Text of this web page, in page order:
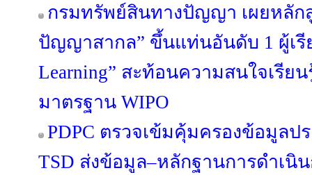
กรมทรัพย์สินทางปัญญา เผยหลัก
ปัญญาสากล” ขึ้นแท่นอันดับ 1 ผู้เรี
Learning” สะท้อนความสนใจเรีย
มาตรฐาน WIPO
PDPC ตรวจเข้มคุ้มครองข้อมูลป
TSD ส่งข้อมูล–หลักฐานการดำเนิ